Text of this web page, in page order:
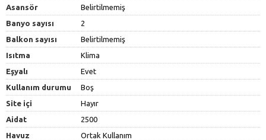
Asansör
Belirtilmemiş
Banyo sayısı
2
Balkon sayısı
Belirtilmemiş
Isıtma
Klima
Eşyalı
Evet
Kullanım durumu
Boş
Site içi
Hayır
Aidat
2500
Havuz
Ortak Kullanım